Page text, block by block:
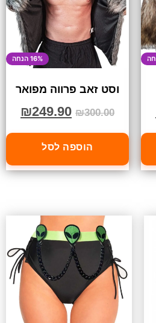
16% הנחה
וסט זאב פרווה מפואר
₪300.00
₪249.90
הוספה לסל